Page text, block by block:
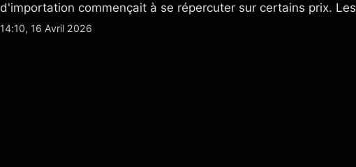
d'importation commençait à se répercuter sur certains prix. Les
performances passées ne préjugent pas des résultats futurs.
14:10, 16 Avril 2026